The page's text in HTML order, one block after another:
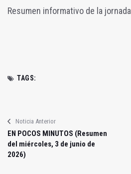
Resumen informativo de la jornada
TAGS:
Noticia Anterior
EN POCOS MINUTOS (Resumen
del miércoles, 3 de junio de
2026)